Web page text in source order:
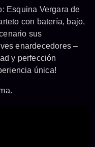
Esquina Vergara de
con batería, bajo,
sus
enardecedores –
y perfección
única!